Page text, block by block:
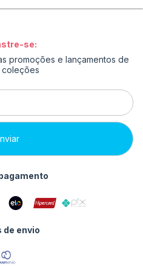
se:
promoções e lançamentos de
coleções
de envio